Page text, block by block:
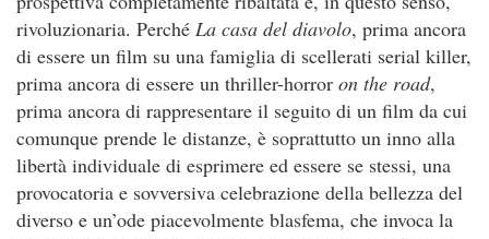
rivoluzionaria. Perché La casa del diavolo, prima ancora
di essere un film su una famiglia di scellerati serial killer,
prima ancora di essere un thriller-horror on the road,
prima ancora di rappresentare il seguito di un film da cui
comunque prende le distanze, è soprattutto un inno alla
libertà individuale di esprimere ed essere se stessi, una
provocatoria e sovversiva celebrazione della bellezza del
diverso e un’ode piacevolmente blasfema, che invoca la